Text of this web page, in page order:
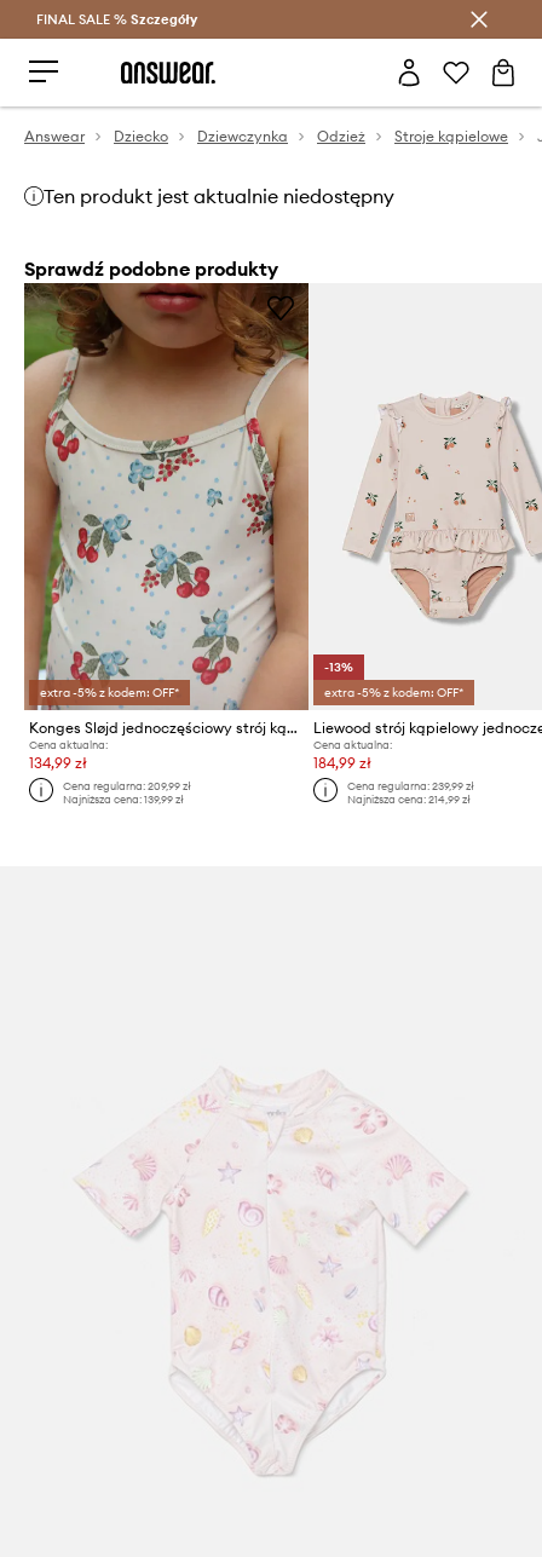
Oszczędzaj z Answear Club >
FINAL SALE % Szczegóły
Answear Dziecko Dziewczynka Odzież Stroje kąpielowe
Ten produkt jest aktualnie niedostępny
Sprawdź podobne produkty
extra -5% z kodem: OFF*
Konges Sløjd jednoczęściowy strój kąpielowy dziecięcy FRAGO SWIMSUIT GRS
Cena aktualna:
134,99 zł
Cena regularna:209,99 zł
Najniższa cena:139,99 zł
-13%
extra -5% z kodem: OFF*
Cena aktualna:
184,99 zł
Cena regularna: 239,99 zł
Najniższa cena: 214,99 zł